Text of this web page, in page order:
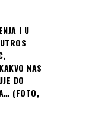
I U
NAS
DO
(FOTO,